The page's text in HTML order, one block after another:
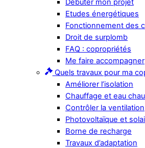
Etudes énergétiques
Fonctionnement des
Droit de surplomb
FAQ : copropriétés
Me faire accompagner
Quels travaux pour ma
Améliorer l’isolation
Chauffage et eau
Contrôler la ventilation
Photovoltaïque et
Borne de recharge
Travaux d’adaptation